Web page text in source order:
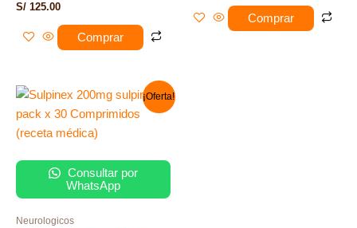
S/ 125.00
Comprar
Comprar
¡Oferta!
Consultar por
WhatsApp
Neurologicos
El
original
era:
El
precio
actual